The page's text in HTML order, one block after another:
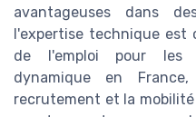
avantageuses dans
l'expertise technique est
de l'emploi pour les
dynamique en
recrutement et la